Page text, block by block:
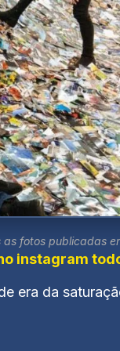
fotos publicadas
instagram
era da